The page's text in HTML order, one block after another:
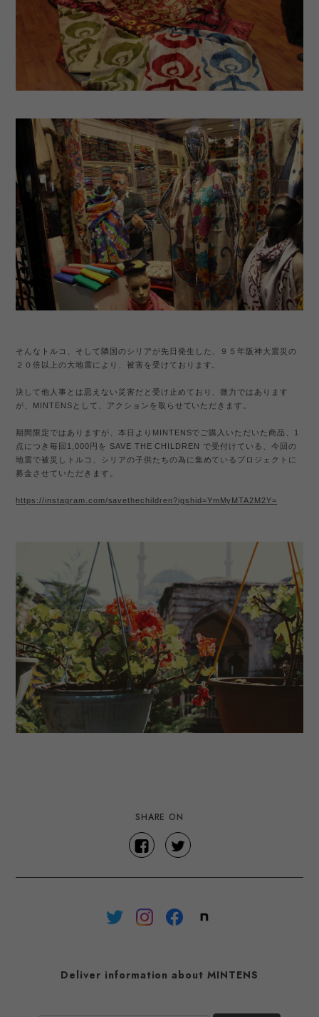
そんなトルコ、そして隣国のシリアが先日発生した、９５年阪神大震災の
２０倍以上の大地震により、被害を受けております。
決して他人事とは思えない災害だと受け止めており、微力ではあります
が、MINTENSとして、アクションを取らせていただきます。
期間限定ではありますが、本日よりMINTENSでご購入いただいた商品、1
点につき毎回1,000円を SAVE THE CHILDREN で受付けている、今回の
地震で被災しトルコ、シリアの子供たちの為に集めているプロジェクトに
募金させていただきます。
https://instagram.com/savethechildren?igshid=YmMyMTA2M2Y=
SHARE ON
Deliver information about MINTENS